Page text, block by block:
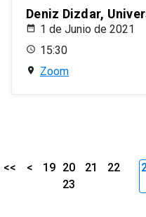
Deniz Dizdar,
1 de Junio de 2021
15:30
Zoom
<< < 19 20 21
22
23